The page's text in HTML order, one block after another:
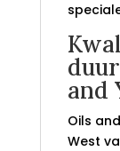
and
Oils
West